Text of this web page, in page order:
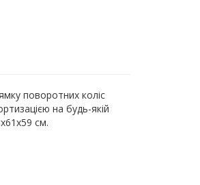
поворотних коліс
на будь-якій
см.